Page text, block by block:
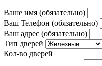
Ваше имя (обязательно)
Ваш Телефон (обязательно)
Ваш адрес (обязательно)
Тип дверей
Кол-во дверей